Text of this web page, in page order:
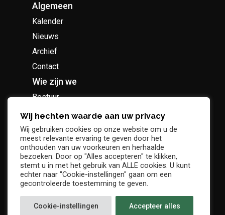
Algemeen
Kalender
Nieuws
Archief
Contact
Wie zijn we
Bestuur
Geschiedenis
Supportersclub
Socio Business Club
Wij hechten waarde aan uw privacy
Wij gebruiken cookies op onze website om u de
meest relevante ervaring te geven door het
onthouden van uw voorkeuren en herhaalde
bezoeken. Door op "Alles accepteren" te klikken,
stemt u in met het gebruik van ALLE cookies. U kunt
echter naar "Cookie-instellingen" gaan om een
gecontroleerde toestemming te geven.
Cookie-instellingen Accepteer alles